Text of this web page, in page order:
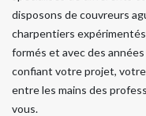
disposons de couvreurs
charpentiers
formés et avec des
confiant votre projet,
entre les mains des
vous.